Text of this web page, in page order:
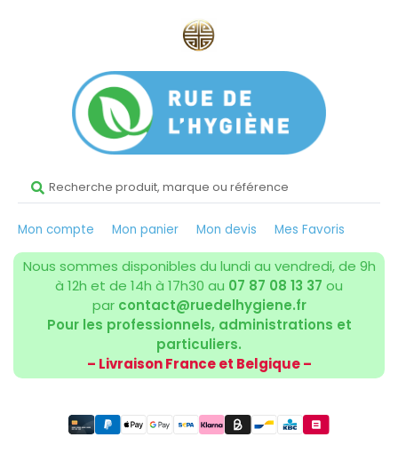
Mon compte Mon panier Mon devis Mes Favoris
Nous sommes disponibles du lundi au vendredi, de 9h
à 12h et de 14h à 17h30 au 07 87 08 13 37 ou
par contact@ruedelhygiene.fr
Pour les professionnels, administrations et
particuliers.
– Livraison France et Belgique –